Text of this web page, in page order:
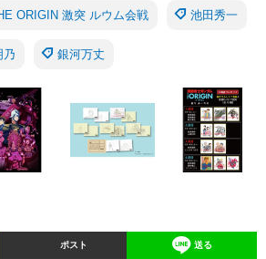
ORIGIN 激突 ルウム会戦 池田秀一
乃 銀河万丈
ポスト 送る